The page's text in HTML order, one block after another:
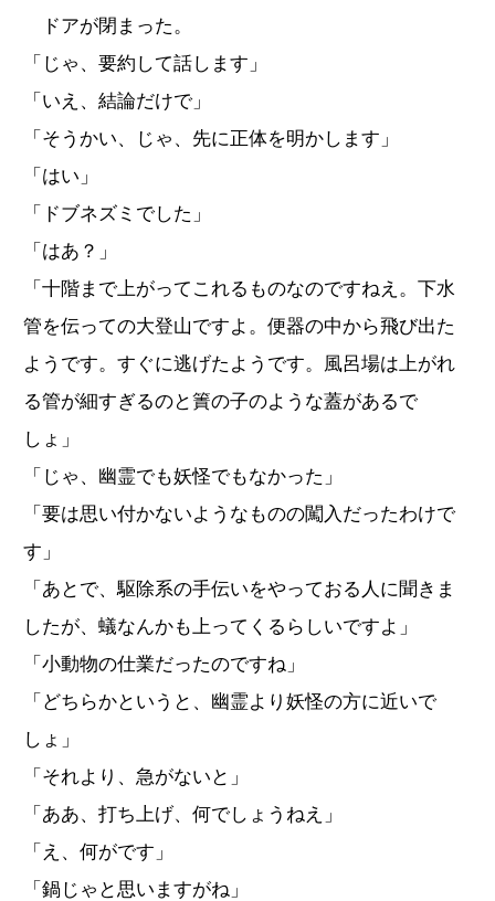
ドアが閉まった。
「じゃ、要約して話します」
「いえ、結論だけで」
「そうかい、じゃ、先に正体を明かします」
「はい」
「ドブネズミでした」
「はあ？」
「十階まで上がってこれるものなのですねえ。下水
管を伝っての大登山ですよ。便器の中から飛び出た
ようです。すぐに逃げたようです。風呂場は上がれ
る管が細すぎるのと簀の子のような蓋があるで
しょ」
「じゃ、幽霊でも妖怪でもなかった」
「要は思い付かないようなものの闖入だったわけで
す」
「あとで、駆除系の手伝いをやっておる人に聞きま
したが、蟻なんかも上ってくるらしいですよ」
「小動物の仕業だったのですね」
「どちらかというと、幽霊より妖怪の方に近いで
しょ」
「それより、急がないと」
「ああ、打ち上げ、何でしょうねえ」
「え、何がです」
「鍋じゃと思いますがね」